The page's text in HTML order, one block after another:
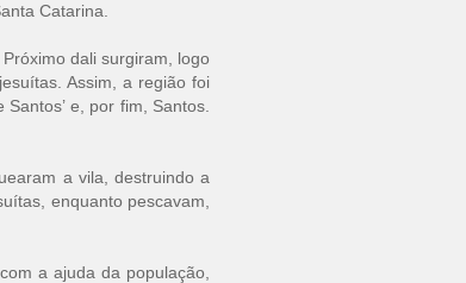
Catarina.
dali surgiram, logo
Assim, a região foi
e, por fim, Santos.
a vila, destruindo a
enquanto pescavam,
a ajuda da população,